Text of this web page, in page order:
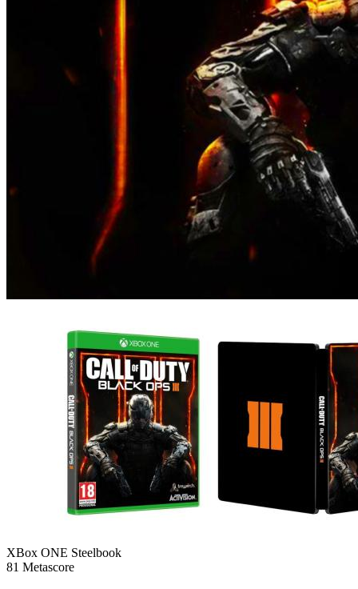
XBox ONE Steelbook
81 Metascore